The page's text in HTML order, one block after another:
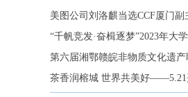
美图公司刘洛麒当选CCF厦门
“千帆竞发·奋楫逐梦”2023年大
第六届湘鄂赣皖非物质文化遗产
茶香润榕城 世界共美好——5.21